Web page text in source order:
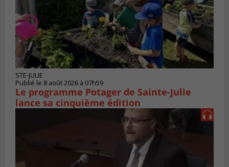
STE-JULIE
Publié le 8 août 2026 à 07h59
Le programme Potager de Sainte-Julie
lance sa cinquième édition